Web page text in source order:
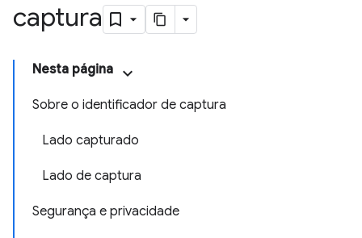
captura
Nesta página
Sobre o identificador de captura
Lado capturado
Lado de captura
Segurança e privacidade